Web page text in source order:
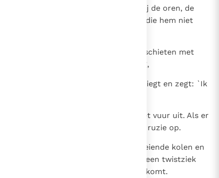
Hij grijpt een passerende hond bij de oren, de
man die zich mengt in een twist die hem niet
Zoals een dolleman die staat te schieten met
schichten en pijlen en moordtuig,
zo is de man die zijn naaste bedriegt en zegt: `Ik
Als er geen hout meer is, gaat het vuur uit. Als er
geen lasteraar meer is, houdt de ruzie op.
Wat een blaasbalg is voor de gloeiende kolen en
wat hout is voor het vuur, dat is een twistziek
mens als het op ruziestoken aankomt.